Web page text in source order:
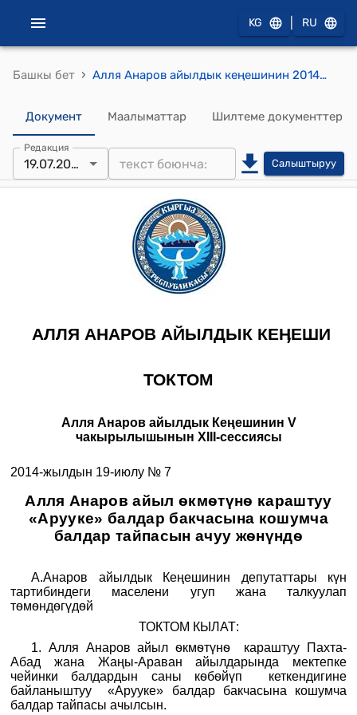
KG RU
Башкы бет › Алля Анаров айылдык кеңешинин 2014-жылдын 19-июлундагы № 7 "Алля Анаров айыл ѳкмѳтүнѳ караштуу «Арууке» балдар бакчасына кошумча балдар тайпасын ачуу жѳнүндѳ" токтому
Документ Маалыматтар Шилтеме документтер
Редакция
19.07.2014 Салыштыруу